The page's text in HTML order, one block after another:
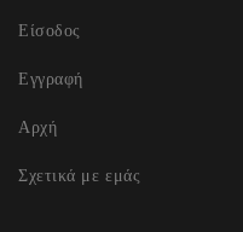
Είσοδος
Εγγραφή
Αρχή
Σχετικά με εμάς